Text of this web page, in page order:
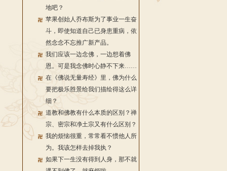
地吧？
苹果创始人乔布斯为了事业一生奋
斗，即使知道自己已身患重病，依
然念念不忘推广新产品。
我们应该一边念佛，一边想着佛
恩。可是我念佛时心静不下来……
在《佛说无量寿经》里，佛为什么
要把极乐胜景给我们描绘得这么详
细？
道教和佛教有什么本质的区别？禅
宗、密宗和净土宗又有什么区别？
我的烦恼很重，常常看不惯他人所
为。我该怎样去掉我执？
如果下一生没有得到人身，那不就